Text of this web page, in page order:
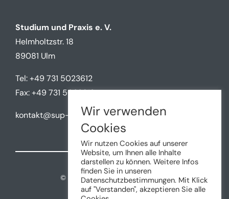
89081 Ulm
Tel: +49 731 5023612
Fax: +49 731 5023612
kontakt@sup-ulm.de
2026 • Studium und Praxis e.V.
Impressum
Wir verwenden
Cookies
Wir nutzen Cookies auf unserer
Website, um Ihnen alle Inhalte
darstellen zu können. Weitere Infos
finden Sie in unseren
Datenschutzbestimmungen. Mit Klick
auf "Verstanden", akzeptieren Sie alle